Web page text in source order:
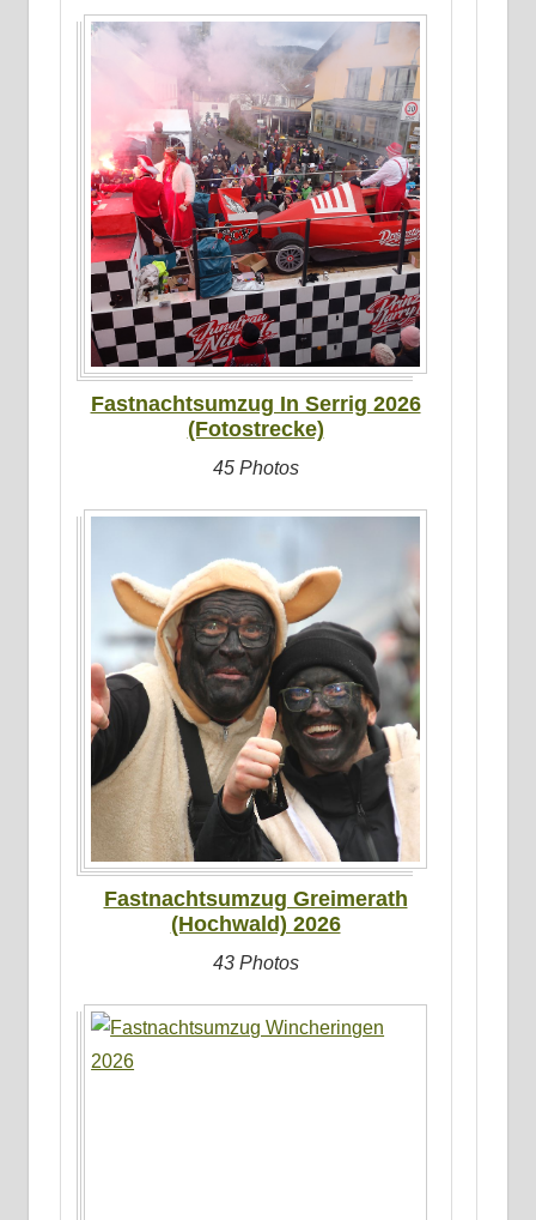
Fastnachtsumzug In Serrig 2026
(Fotostrecke)
45 Photos
Fastnachtsumzug Greimerath
(Hochwald) 2026
43 Photos